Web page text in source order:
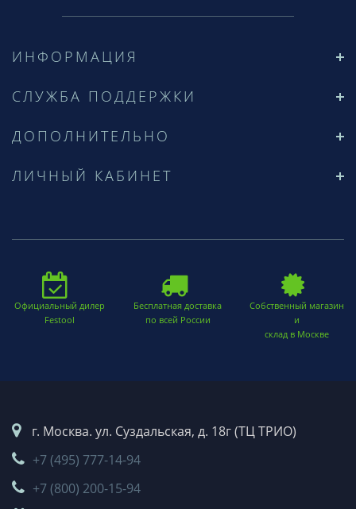
ИНФОРМАЦИЯ
СЛУЖБА ПОДДЕРЖКИ
ДОПОЛНИТЕЛЬНО
ЛИЧНЫЙ КАБИНЕТ
Официальный дилер
Festool
Бесплатная доставка
по всей России
Собственный магазин
и
склад в Москве
г. Москва. ул. Суздальская, д. 18г (ТЦ ТРИО)
+7 (495) 777-14-94
+7 (800) 200-15-94